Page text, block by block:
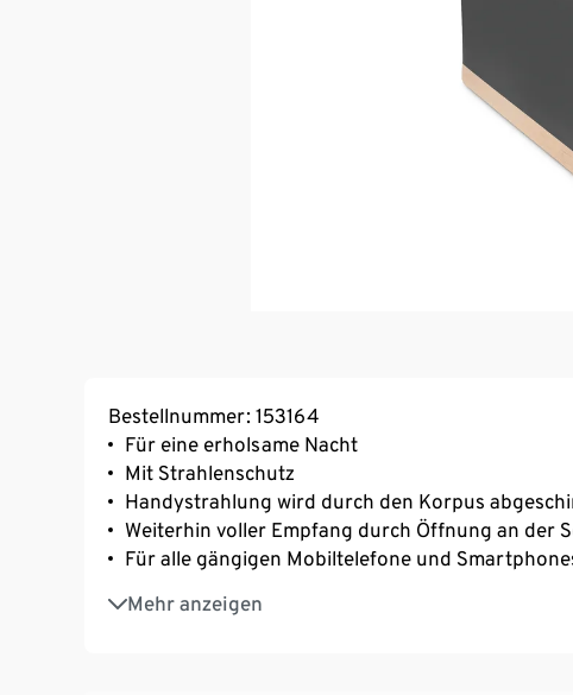
Bestellnummer: 153164
Für eine erholsame Nacht
Mit Strahlenschutz
Handystrahlung wird durch den Korpus
Weiterhin voller Empfang durch Öffnung an der
Für alle gängigen Mobiltelefone und
Mehr anzeigen
Boden aus Zirbenholz